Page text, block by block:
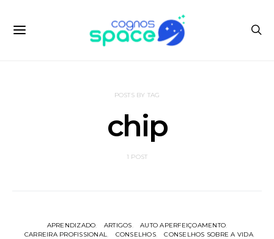
POSTS BY TAG
chip
1 POST
APRENDIZADO ARTIGOS
AUTO APERFEIÇOAMENTO
CARREIRA PROFISSIONAL
CONSELHOS
CONSELHOS SOBRE A VIDA